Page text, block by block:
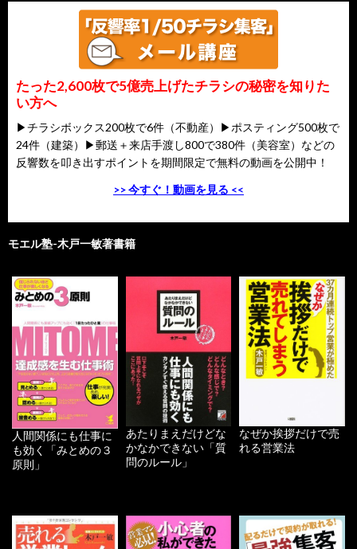
たった2,600枚で5億売上げたチラシの秘密を知りた
い方へ
▶チラシボックス200枚で6件（不動産）▶ポスティング500枚で
24件（建築）▶郵送＋来店手渡し800で380件（美容室）などの
反響数を叩き出すポイントを期間限定で無料の動画を公開中！
>> 今すぐ！動画を見る <<
モエル塾-木戸一敏著書籍
人間関係にも仕事に
も効く「みとめの３
原則」
あたりまえだけどな
かなかできない「質
問のルール」
なぜか挨拶だけで売
れる営業法